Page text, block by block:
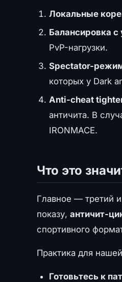
Локальные
Балансировка
PvP-нагрузки.
Spectator-
которых у Dark
Anti-cheat
античита. В
IRONMACE.
Что это
Главное — третий
показу, античит-
спортивного
Практика для нашей
Готовьтесь к